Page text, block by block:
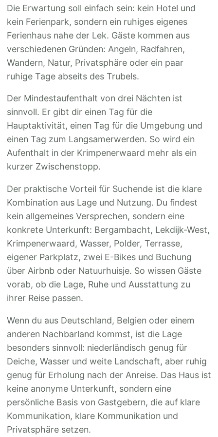
Die Erwartung soll einfach sein: kein Hotel und
kein Ferienpark, sondern ein ruhiges eigenes
Ferienhaus nahe der Lek. Gäste kommen aus
verschiedenen Gründen: Angeln, Radfahren,
Wandern, Natur, Privatsphäre oder ein paar
ruhige Tage abseits des Trubels.
Der Mindestaufenthalt von drei Nächten ist
sinnvoll. Er gibt dir einen Tag für die
Hauptaktivität, einen Tag für die Umgebung und
einen Tag zum Langsamerwerden. So wird ein
Aufenthalt in der Krimpenerwaard mehr als ein
kurzer Zwischenstopp.
Der praktische Vorteil für Suchende ist die klare
Kombination aus Lage und Nutzung. Du findest
kein allgemeines Versprechen, sondern eine
konkrete Unterkunft: Bergambacht, Lekdijk-West,
Krimpenerwaard, Wasser, Polder, Terrasse,
eigener Parkplatz, zwei E-Bikes und Buchung
über Airbnb oder Natuurhuisje. So wissen Gäste
vorab, ob die Lage, Ruhe und Ausstattung zu
ihrer Reise passen.
Wenn du aus Deutschland, Belgien oder einem
anderen Nachbarland kommst, ist die Lage
besonders sinnvoll: niederländisch genug für
Deiche, Wasser und weite Landschaft, aber ruhig
genug für Erholung nach der Anreise. Das Haus ist
keine anonyme Unterkunft, sondern eine
persönliche Basis von Gastgebern, die auf klare
Kommunikation, klare Kommunikation und
Privatsphäre setzen.